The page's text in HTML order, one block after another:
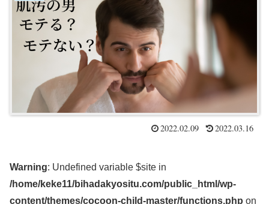
2022.02.09 2022.03.16
Warning: Undefined variable $site in
/home/keke11/bihadakyositu.com/public_html/wp-
content/themes/cocoon-child-master/functions.php on